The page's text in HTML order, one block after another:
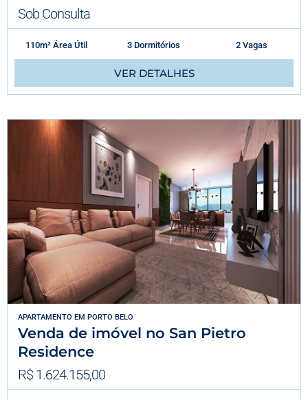
Sob Consulta
110m² Área Útil 3 Dormitórios 2 Vagas
VER DETALHES
APARTAMENTO EM PORTO BELO
Venda de imóvel no San Pietro
Residence
R$ 1.624.155,00